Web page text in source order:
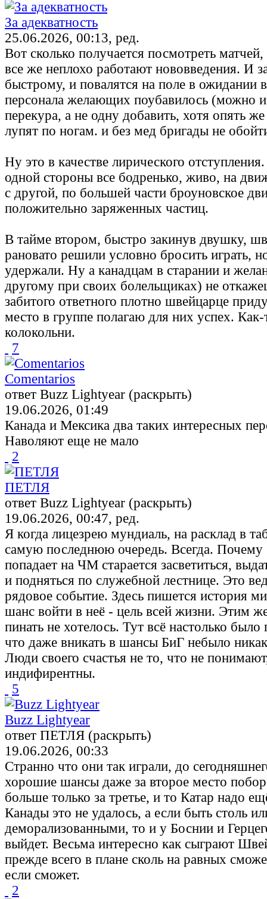
За адекватность
25.06.2026, 00:13, ред.
Вот сколько получается посмотреть
все же неплохо работают нововведения. И
быстрому, и повалятся на поле в ожидании
персонала желающих поубавилось (можно
перекура, а не одну добавить, хотя опять
лупят по ногам. и без мед бригады не
Ну это в качестве лирического
одной стороны все бодренько, живо, на
с другой, по большей части броуновское
положительно заряженных частиц.
В тайме втором, быстро закинув двушку,
рановато решили условно бросить играть,
удержали. Ну а канадцам в старании и
другому при своих болельщиках) не
забитого ответного плотно швейцарце
место в группе полагаю для них успех. Как-
колокольни.
7
Comentarios
ответ Buzz Lightyear (раскрыть)
19.06.2026, 01:49
Канада и Мексика два таких интересных
Наволяют еще не мало
2
ПЕТЛЯ
ответ Buzz Lightyear (раскрыть)
19.06.2026, 00:47, ред.
Я когда лицезрею мундиаль, на расклад в
самую последнюю очередь. Всегда.
попадает на ЧМ старается засветиться,
и подняться по служебной лестнице. Это
рядовое событие. Здесь пишется история
шанс войти в неё - цель всей жизни. Этим
пинать не хотелось. Тут всё настолько
что даже вникать в шансы БиГ небыло
Люди своего счастья не то, что не
индифирентны.
5
Buzz Lightyear
ответ ПЕТЛЯ (раскрыть)
19.06.2026, 00:33
Странно что они так играли, до
хорошие шансы даже за второе место
больше только за третье, и то Катар надо
Канады это не удалось, а если быть столь
деморализованными, то и у Боснии и
выйдет. Весьма интересно как сыграют
прежде всего в плане сколь на равных
если сможет.
2